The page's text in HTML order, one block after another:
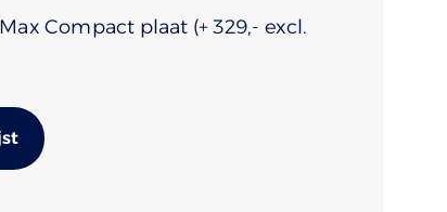
Compact plaat (+329